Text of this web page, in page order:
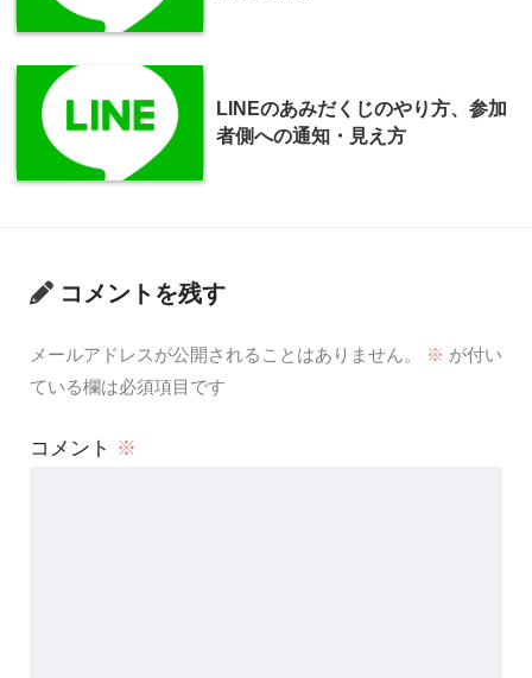
LINEのあみだくじのやり方、参加
者側への通知・見え方
コメントを残す
メールアドレスが公開されることはありません。 ※ が付い
ている欄は必須項目です
コメント ※